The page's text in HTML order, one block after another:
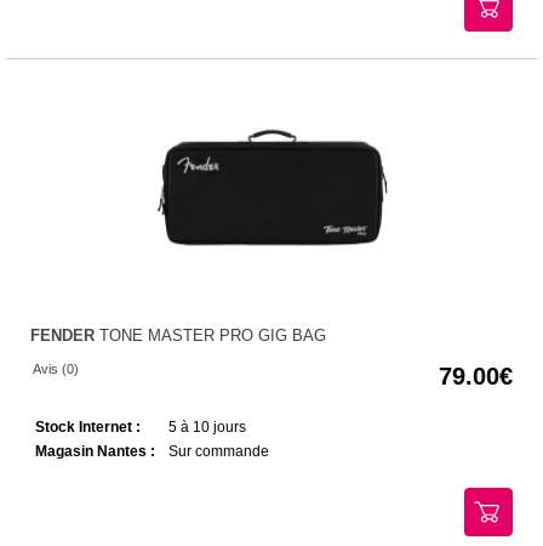
FENDER TONE MASTER PRO GIG BAG
Avis (0) 79.00
Stock Internet :
5 à 10 jours
Magasin Nantes :
Sur commande